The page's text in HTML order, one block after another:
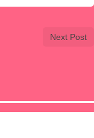
Next Post